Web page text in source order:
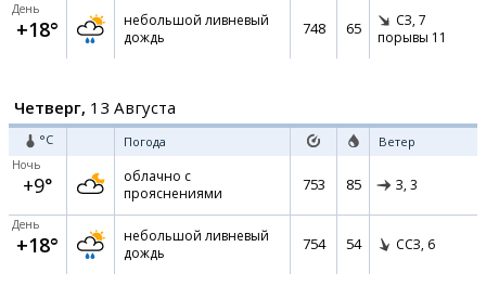
День
+18°
небольшой ливневый
дождь
748 65 СЗ, 7
порывы 11
Четверг, 13 Августа
°C Погода Ветер
Ночь
+9°
облачно с
прояснениями
753 85 З, 3
День
+18°
небольшой ливневый
дождь
754 54 ССЗ, 6